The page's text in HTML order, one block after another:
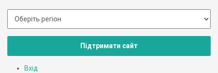
Підтримати сайт
Вхід